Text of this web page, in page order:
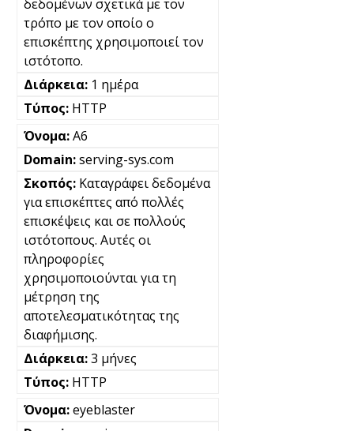
δεδομένων σχετικά με τον
τρόπο με τον οποίο ο
επισκέπτης χρησιμοποιεί τον
ιστότοπο.
1 ημέρα
HTTP
A6
serving-sys.com
Καταγράφει δεδομένα
για επισκέπτες από πολλές
επισκέψεις και σε πολλούς
ιστότοπους. Αυτές οι
πληροφορίες
χρησιμοποιούνται για τη
μέτρηση της
αποτελεσματικότητας της
διαφήμισης.
3 μήνες
HTTP
eyeblaster